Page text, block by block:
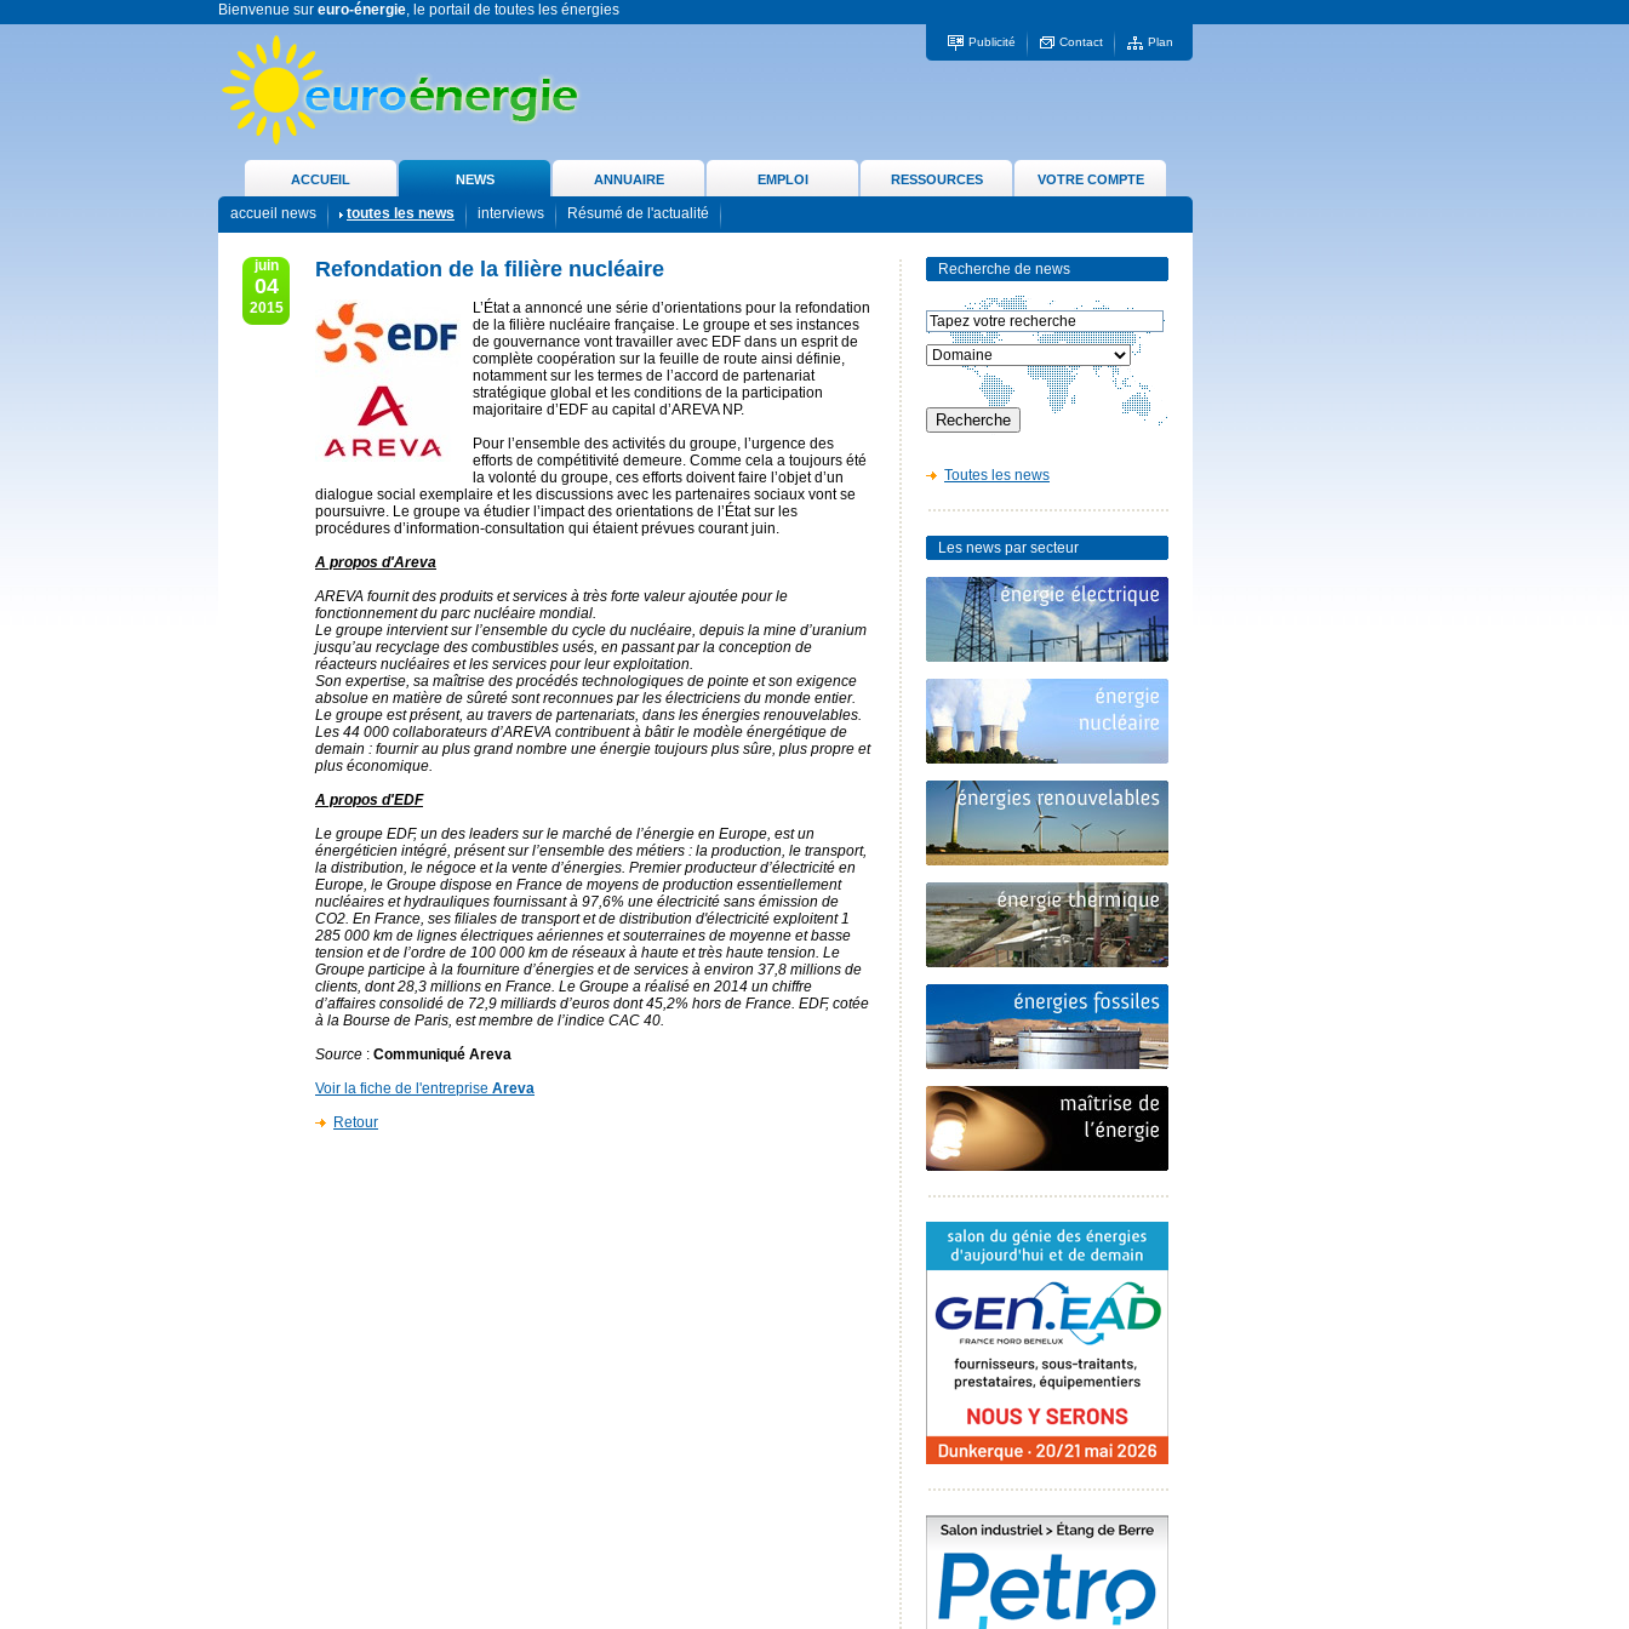
Bienvenue sur euro-énergie, le portail de toutes les énergies
Publicité Contact Plan
ACCUEIL NEWS ANNUAIRE EMPLOI RESSOURCES VOTRE COMPTE
accueil news toutes les news interviews Résumé de l'actualité
juin
04
2015
Refondation de la filière nucléaire
L’État a annoncé une série d’orientations pour la refondation
de la filière nucléaire française. Le groupe et ses instances
de gouvernance vont travailler avec EDF dans un esprit de
complète coopération sur la feuille de route ainsi définie,
notamment sur les termes de l’accord de partenariat
stratégique global et les conditions de la participation
majoritaire d’EDF au capital d’AREVA NP.
Pour l’ensemble des activités du groupe, l’urgence des
efforts de compétitivité demeure. Comme cela a toujours été
la volonté du groupe, ces efforts doivent faire l’objet d’un
dialogue social exemplaire et les discussions avec les partenaires sociaux vont se
poursuivre. Le groupe va étudier l’impact des orientations de l’État sur les
procédures d’information-consultation qui étaient prévues courant juin.
A propos d'Areva
AREVA fournit des produits et services à très forte valeur ajoutée pour le
fonctionnement du parc nucléaire mondial.
Le groupe intervient sur l’ensemble du cycle du nucléaire, depuis la mine d’uranium
jusqu’au recyclage des combustibles usés, en passant par la conception de
réacteurs nucléaires et les services pour leur exploitation.
Son expertise, sa maîtrise des procédés technologiques de pointe et son exigence
absolue en matière de sûreté sont reconnues par les électriciens du monde entier.
Le groupe est présent, au travers de partenariats, dans les énergies renouvelables.
Les 44 000 collaborateurs d’AREVA contribuent à bâtir le modèle énergétique de
demain : fournir au plus grand nombre une énergie toujours plus sûre, plus propre et
plus économique.
A propos d'EDF
Le groupe EDF, un des leaders sur le marché de l’énergie en Europe, est un
énergéticien intégré, présent sur l’ensemble des métiers : la production, le transport,
la distribution, le négoce et la vente d’énergies. Premier producteur d’électricité en
Europe, le Groupe dispose en France de moyens de production essentiellement
nucléaires et hydrauliques fournissant à 97,6% une électricité sans émission de
CO2. En France, ses filiales de transport et de distribution d'électricité exploitent 1
285 000 km de lignes électriques aériennes et souterraines de moyenne et basse
tension et de l’ordre de 100 000 km de réseaux à haute et très haute tension. Le
Groupe participe à la fourniture d’énergies et de services à environ 37,8 millions de
clients, dont 28,3 millions en France. Le Groupe a réalisé en 2014 un chiffre
d’affaires consolidé de 72,9 milliards d’euros dont 45,2% hors de France. EDF, cotée
à la Bourse de Paris, est membre de l’indice CAC 40.
Source : Communiqué Areva
Voir la fiche de l'entreprise Areva
Retour
Recherche de news
Toutes les news
Les news par secteur